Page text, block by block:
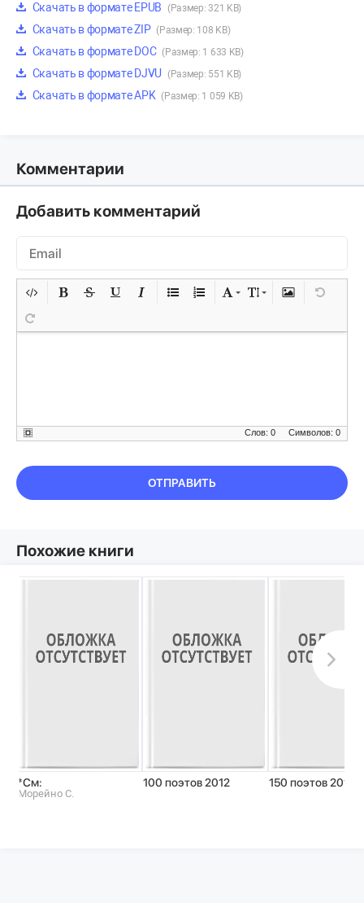
Скачать в формате EPUB (Размер: 321 KB)
Скачать в формате ZIP (Размер: 108 KB)
Скачать в формате DOC (Размер: 1 633 KB)
Скачать в формате DJVU (Размер: 551 KB)
Скачать в формате APK (Размер: 1 059 KB)
Комментарии
Добавить комментарий
Символов: 0
Слов: 0
ОТПРАВИТЬ
Похожие книги
*См:
Морейно С.
100 поэтов 2012 150 поэтов 2013